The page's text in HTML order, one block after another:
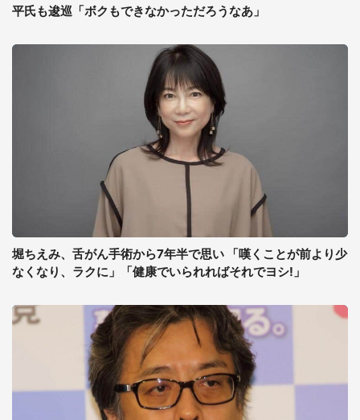
平氏も逡巡「ボクもできなかっただろうなあ」
堀ちえみ、舌がん手術から7年半で思い 「嘆くことが前より少
なくなり、ラクに」「健康でいられればそれでヨシ!」